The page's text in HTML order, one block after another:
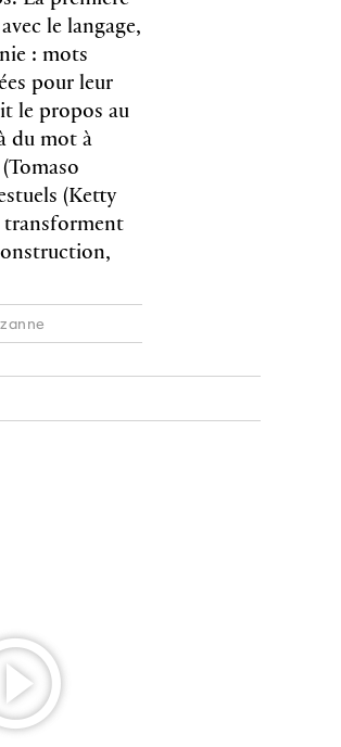
le langage,
: mots
pour leur
le propos au
du mot à
(Ketty
transforment